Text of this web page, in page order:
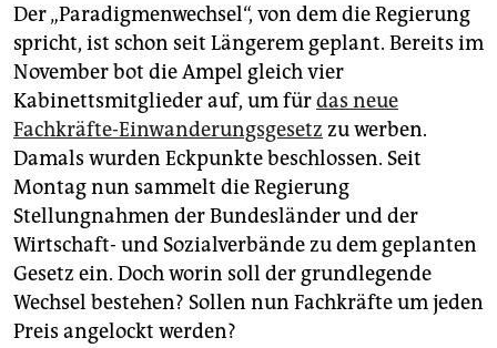
Der „Paradigmenwechsel“, von dem die Regierung
spricht, ist schon seit Längerem geplant. Bereits im
November bot die Ampel gleich vier
Kabinettsmitglieder auf, um fürdas neue
Fachkräfte-Einwanderungsgesetz zu werben.
Damals wurden Eckpunkte beschlossen. Seit
Montag nun sammelt die Regierung
Stellungnahmen der Bundesländer und der
Wirtschaft- und Sozialverbände zu dem geplanten
Gesetz ein. Doch worin soll der grundlegende
Wechsel bestehen? Sollen nun Fachkräfte um jeden
Preis angelockt werden?